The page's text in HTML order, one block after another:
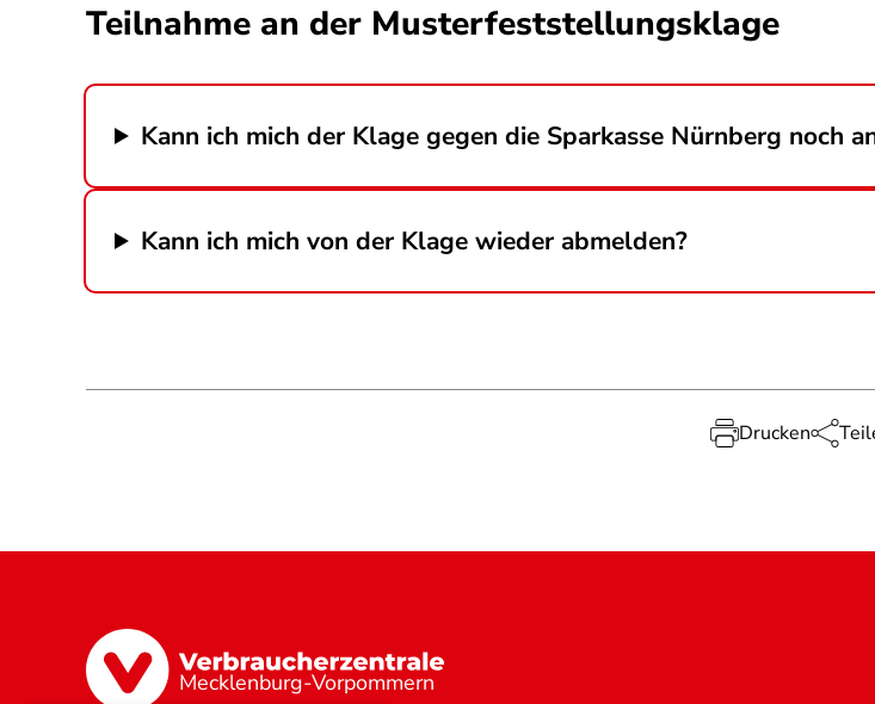
Teilnahme an der Musterfeststellungsklage
Kann ich mich der Klage gegen die Sparkasse Nürnberg noch
Kann ich mich von der Klage wieder abmelden?
Drucken
Mecklenburg-Vorpommern